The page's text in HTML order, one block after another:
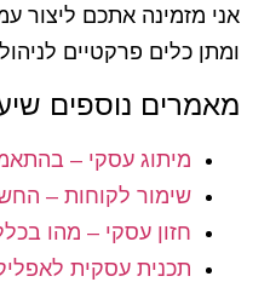
אני מזמינה אתכם ליצור
ומתן כלים פרקטיים
מאמרים נוספים
מיתוג עסקי –
שימור לקוחות –
חזון עסקי – מהו
תכנית עסקית